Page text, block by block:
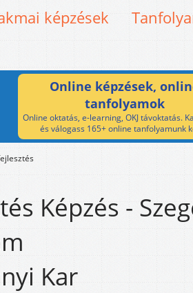
képzések
Online képzések,
tanfolyamok
Online oktatás, e-learning, OKJ távoktatás.
és válogass 165+ online tanfolyamunk
Képzés -
Kar